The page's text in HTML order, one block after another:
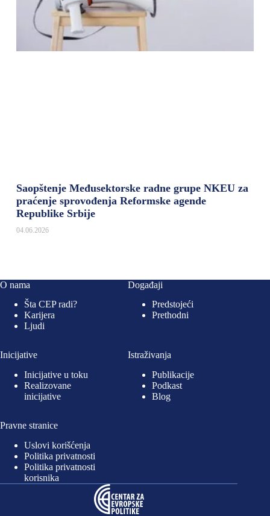
Saopštenje Međusektorske radne grupe NKEU za
praćenje sprovođenja Reformske agende
Republike Srbije
04.06.2026
O nama
Šta CEP radi?
Karijera
Ljudi
Događaji
Predstojeći
Prethodni
Inicijative
Inicijative u toku
Realizovane
inicijative
Istraživanja
Publikacije
Podkast
Blog
Pravne stranice
Uslovi korišćenja
Politika privatnosti
Politika privatnosti
korisnika